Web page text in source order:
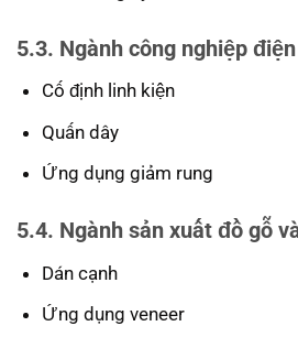
5.3. Ngành công nghiệp
Cố định linh kiện
Quấn dây
Ứng dụng giảm rung
5.4. Ngành sản xuất đồ gỗ
Dán cạnh
Ứng dụng veneer